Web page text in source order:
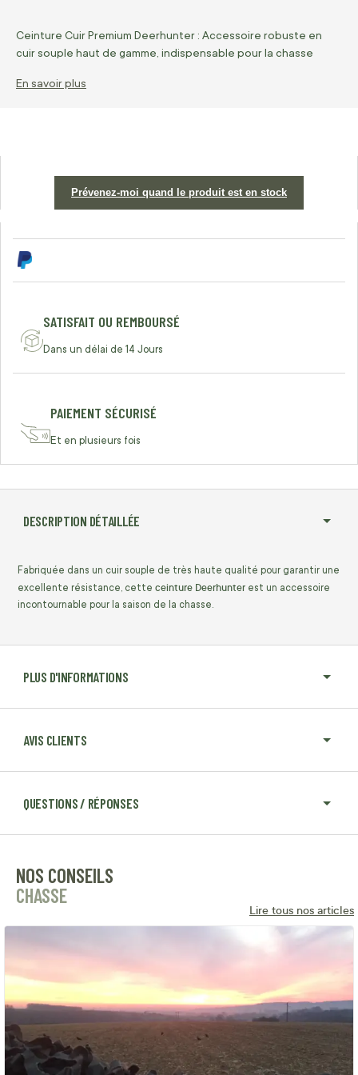
Ceinture Cuir Premium Deerhunter : Accessoire robuste en
cuir souple haut de gamme, indispensable pour la chasse
En savoir plus
Prévenez-moi quand le produit est en stock
SATISFAIT OU REMBOURSÉ
Dans un délai de 14 Jours
PAIEMENT SÉCURISÉ
Et en plusieurs fois
DESCRIPTION DÉTAILLÉE
PLUS D'INFORMATIONS
AVIS CLIENTS
QUESTIONS / RÉPONSES
Fabriquée dans un cuir souple de très haute qualité pour garantir une
excellente résistance, cette ceinture Deerhunter est un accessoire
incontournable pour la saison de la chasse.
NOS CONSEILS
CHASSE
Lire tous nos articles